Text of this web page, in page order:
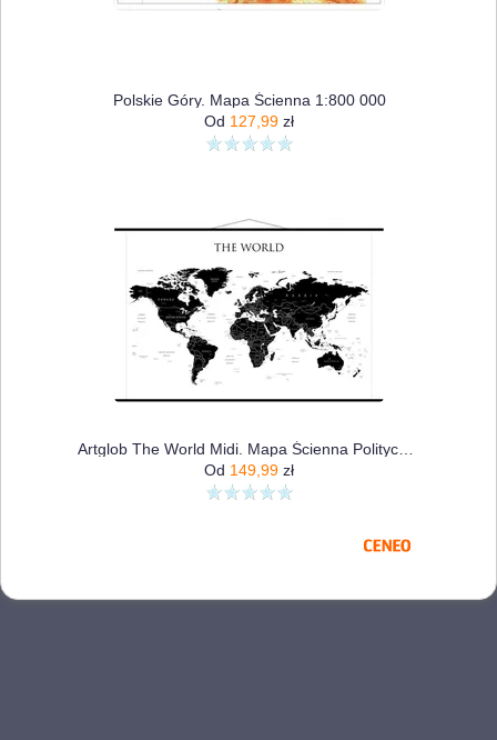
Polskie Góry. Mapa Ścienna 1:800 000
Od 127,99 zł
Od 149,99 zł